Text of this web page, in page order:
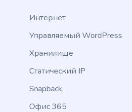
Интернет
Управляемый WordPress
Хранилище
Статический IP
Snapback
Офис 365